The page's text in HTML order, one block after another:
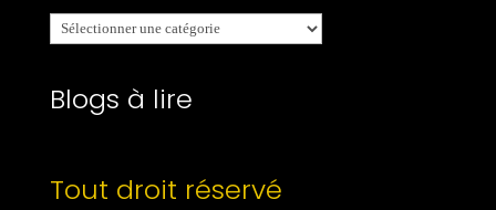
Mes
catégories
Blogs à lire
Tout droit réservé